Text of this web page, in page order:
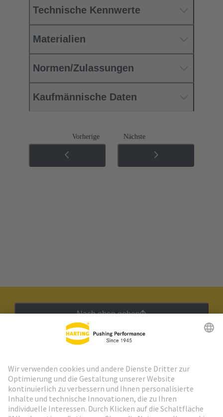
Technische Kennwerte
Materialien
Normen/Zulassungen
Kaufmännische Daten
Vorherige Nächste
Nach oben gehen